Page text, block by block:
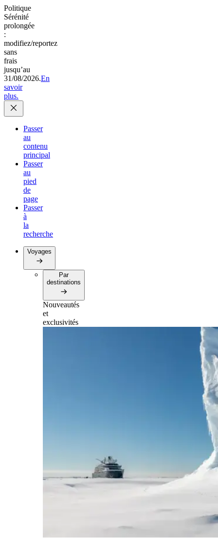
Politique
Sérénité
prolongée
:
modifiez/reportez
sans
frais
jusqu’au
31/08/2026.En
savoir
plus.
Passer
au
contenu
principal
Passer
au
pied
de
page
Passer
à
la
recherche
Voyages
Par
destinations
Nouveautés
et
exclusivités